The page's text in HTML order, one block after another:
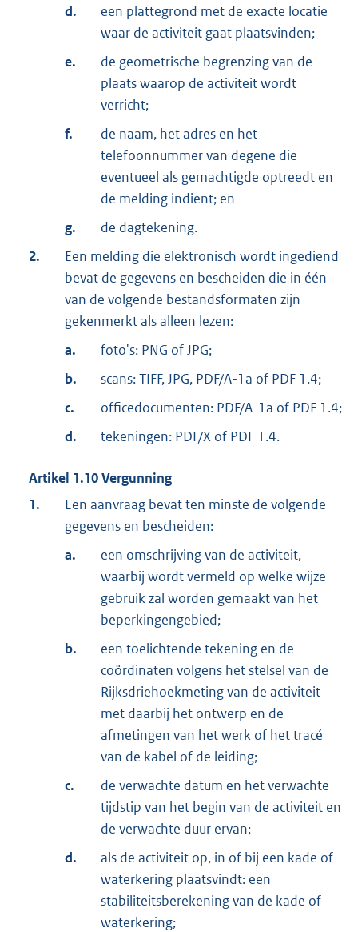
d.
een plattegrond met de exacte locatie
waar de activiteit gaat plaatsvinden;
e.
de geometrische begrenzing van de
plaats waarop de activiteit wordt
verricht;
f.
de naam, het adres en het
telefoonnummer van degene die
eventueel als gemachtigde optreedt en
de melding indient; en
g.
de dagtekening.
2.
Een melding die elektronisch wordt ingediend
bevat de gegevens en bescheiden die in één
van de volgende bestandsformaten zijn
gekenmerkt als alleen lezen:
a.
foto's: PNG of JPG;
b.
scans: TIFF, JPG, PDF/A-1a of PDF 1.4;
c.
officedocumenten: PDF/A-1a of PDF 1.4;
d.
tekeningen: PDF/X of PDF 1.4.
Artikel 1.10Vergunning
1.
Een aanvraag bevat ten minste de volgende
gegevens en bescheiden:
a.
een omschrijving van de activiteit,
waarbij wordt vermeld op welke wijze
gebruik zal worden gemaakt van het
beperkingengebied;
b.
een toelichtende tekening en de
coördinaten volgens het stelsel van de
Rijksdriehoekmeting van de activiteit
met daarbij het ontwerp en de
afmetingen van het werk of het tracé
van de kabel of de leiding;
c.
de verwachte datum en het verwachte
tijdstip van het begin van de activiteit en
de verwachte duur ervan;
d.
als de activiteit op, in of bij een kade of
waterkering plaatsvindt: een
stabiliteitsberekening van de kade of
waterkering;